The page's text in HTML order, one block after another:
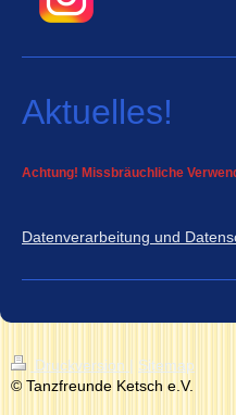
Aktuelles!
Achtung! Missbräuchliche
Datenverarbeitung und
Druckversion | Sitemap
© Tanzfreunde Ketsch e.V.